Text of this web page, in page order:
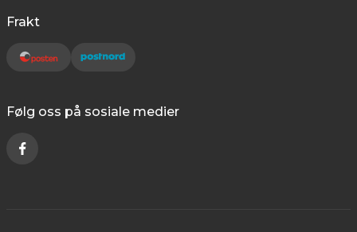
Frakt
Følg oss på sosiale medier